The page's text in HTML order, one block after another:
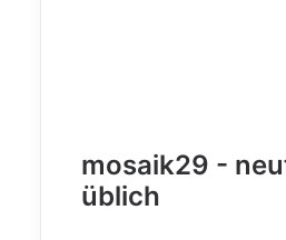
mosaik29 -
üblich